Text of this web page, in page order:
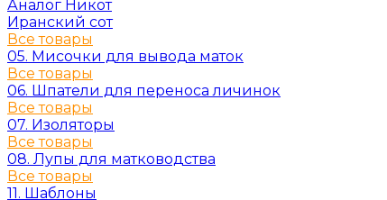
Аналог Никот
Иранский сот
Все товары
05. Мисочки для вывода маток
Все товары
06. Шпатели для переноса личинок
Все товары
07. Изоляторы
Все товары
08. Лупы для матководства
Все товары
11. Шаблоны